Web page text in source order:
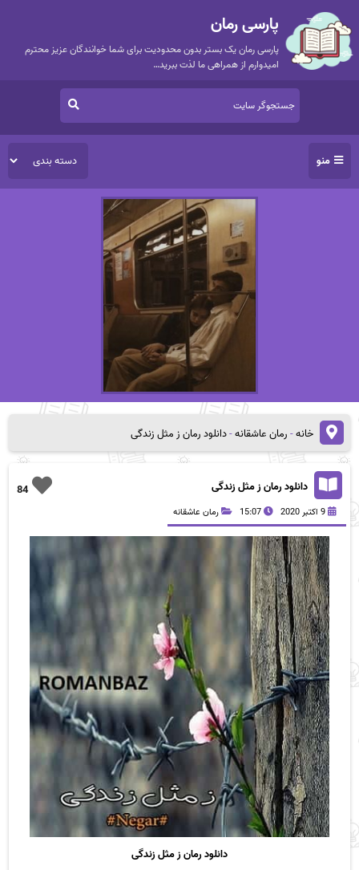
پارسی رمان
پارسی رمان یک بستر بدون محدودیت برای شما خوانندگان عزیز محترم
امیدوارم از همراهی ما لذت ببرید…
منو
خانه-رمان عاشقانه-دانلود رمان ز مثل زندگی
84 دانلود رمان ز مثل زندگی
9 اکتبر 2020 15:07 رمان عاشقانه
دانلود رمان ز مثل زندگی